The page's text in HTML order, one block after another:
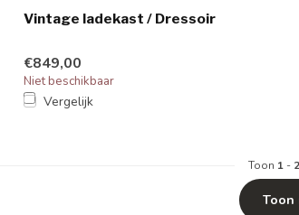
Vintage ladekast / Dressoir
€849,00
Niet beschikbaar
Vergelijk
Toon 1 -
Toon